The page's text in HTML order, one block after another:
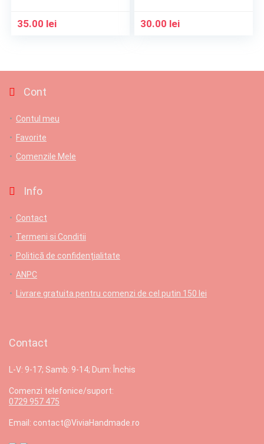
35.00 lei 30.00 lei
Cont
Contul meu
Favorite
Comenzile Mele
Info
Contact
Termeni si Conditii
Politică de confidențialitate
ANPC
Livrare gratuita pentru comenzi de cel putin 150 lei
Contact
L-V: 9-17; Samb: 9-14; Dum: Închis
Comenzi telefonice/suport:
0729 957 475
Email: contact@ViviaHandmade.ro